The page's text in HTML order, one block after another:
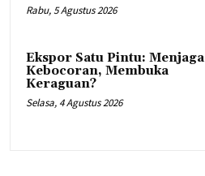
Rabu, 5 Agustus 2026
Ekspor Satu Pintu: Menjaga
Kebocoran, Membuka
Keraguan?
Selasa, 4 Agustus 2026